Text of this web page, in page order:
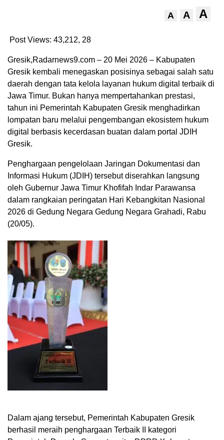
A A A
Post Views: 43,212, 28
Gresik,Radarnews9.com – 20 Mei 2026 – Kabupaten
Gresik kembali menegaskan posisinya sebagai salah satu
daerah dengan tata kelola layanan hukum digital terbaik di
Jawa Timur. Bukan hanya mempertahankan prestasi,
tahun ini Pemerintah Kabupaten Gresik menghadirkan
lompatan baru melalui pengembangan ekosistem hukum
digital berbasis kecerdasan buatan dalam portal JDIH
Gresik.
Penghargaan pengelolaan Jaringan Dokumentasi dan
Informasi Hukum (JDIH) tersebut diserahkan langsung
oleh Gubernur Jawa Timur Khofifah Indar Parawansa
dalam rangkaian peringatan Hari Kebangkitan Nasional
2026 di Gedung Negara Gedung Negara Grahadi, Rabu
(20/05).
Dalam ajang tersebut, Pemerintah Kabupaten Gresik
berhasil meraih penghargaan Terbaik II kategori